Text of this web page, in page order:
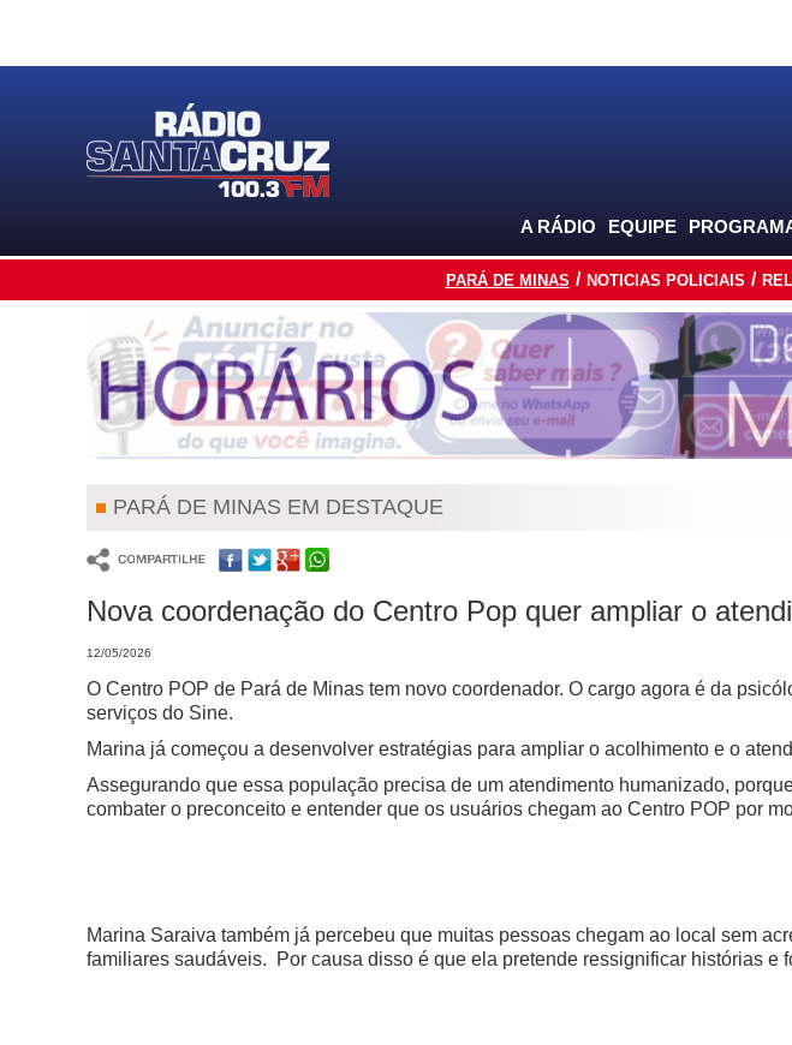
A RÁDIO EQUIPE
PARÁ DE MINAS NOTICIAS POLICIAIS
PARÁ DE MINAS EM DESTAQUE
Nova coordenação do Centro Pop quer ampliar o
12/05/2026
O Centro POP de Pará de Minas tem novo coordenador. O cargo agora é da
serviços do Sine.
Marina já começou a desenvolver estratégias para ampliar o acolhimento e o
Assegurando que essa população precisa de um atendimento humanizado,
combater o preconceito e entender que os usuários chegam ao Centro POP por
Marina Saraiva também já percebeu que muitas pessoas chegam ao local sem
familiares saudáveis. Por causa disso é que ela pretende ressignificar histórias e